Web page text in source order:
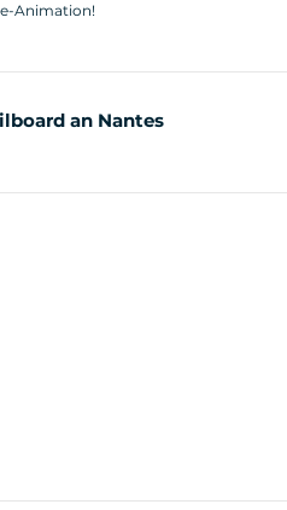
Animation!
an Nantes